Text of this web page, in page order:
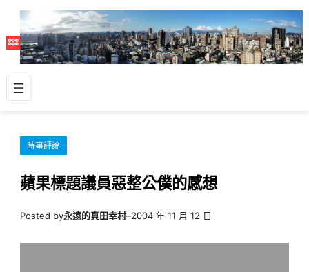
主
容
時事評論
蘋果標題議員惡整公僕的感想
Posted by永遠的真田幸村–2004 年 11 月 12 日